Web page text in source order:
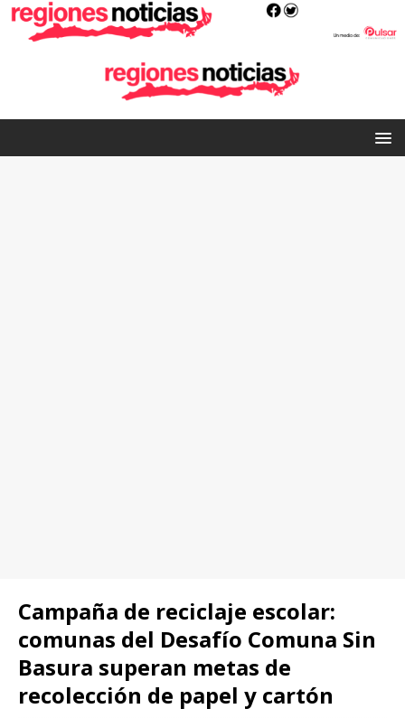
Campaña de reciclaje escolar:
comunas del Desafío Comuna Sin
Basura superan metas de
recolección de papel y cartón